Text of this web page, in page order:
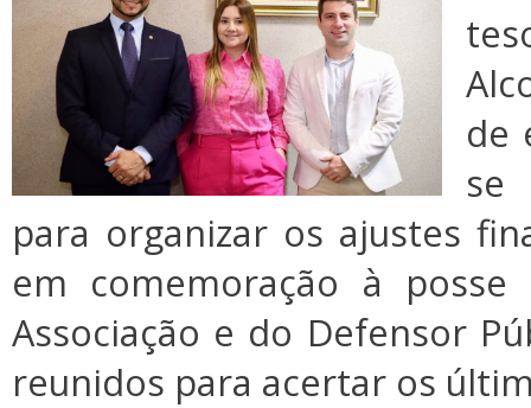
de
se
para organizar os ajustes
em comemoração à
Associação e do Defensor
reunidos para acertar os